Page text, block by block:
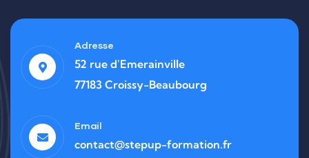
Adresse
52 rue d'Emerainville
77183 Croissy-Beaubourg
Email
contact@stepup-formation.fr